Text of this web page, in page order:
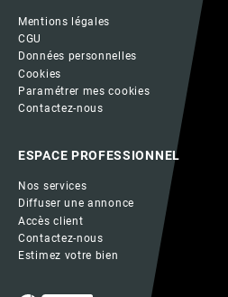
Mentions légales
CGU
Données personnelles
Cookies
Paramétrer mes cookies
Contactez-nous
ESPACE PROFESSIONNEL
Nos services
Diffuser une annonce
Accès client
Contactez-nous
Estimez votre bien